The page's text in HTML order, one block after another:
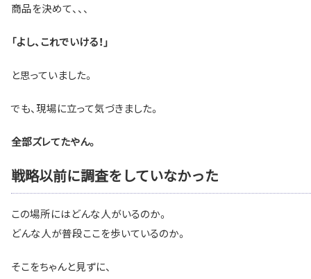
商品を決めて、、、
「よし、これでいける！」
と思っていました。
でも、現場に立って気づきました。
全部ズレてたやん。
戦略以前に調査をしていなかった
この場所にはどんな人がいるのか。
どんな人が普段ここを歩いているのか。
そこをちゃんと見ずに、